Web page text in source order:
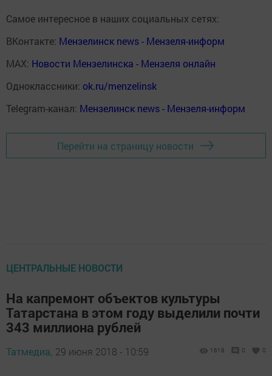
Самое интересное в наших социальных сетях:
ВКонтакте: Мензелинск news - Мензеля-информ
MAX: Новости Мензелинска - Мензеля онлайн
Одноклассники: ok.ru/menzelinsk
Telegram-канал: Мензелинск news - Мензеля-информ
Перейти на страницу новости
ЦЕНТРАЛЬНЫЕ НОВОСТИ
На капремонт объектов культуры
Татарстана в этом году выделили почти
343 миллиона рублей
Татмедиа, 29 июня 2018 - 10:59 1618 0 0